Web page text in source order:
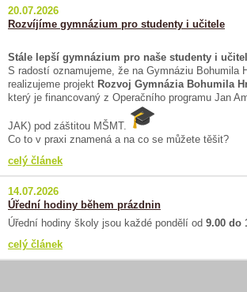
20.07.2026
Rozvíjíme gymnázium pro studenty i učitele
Stále lepší gymnázium pro naše studenty i
S radostí oznamujeme, že na Gymnáziu Bohumila
realizujeme projekt Rozvoj Gymnázia Bohumila
který je financovaný z Operačního programu Jan
JAK) pod záštitou MŠMT.
Co to v praxi znamená a na co se můžete těšit?
celý článek
14.07.2026
Úřední hodiny během prázdnin
Úřední hodiny školy jsou každé pondělí od 9.00 do
celý článek